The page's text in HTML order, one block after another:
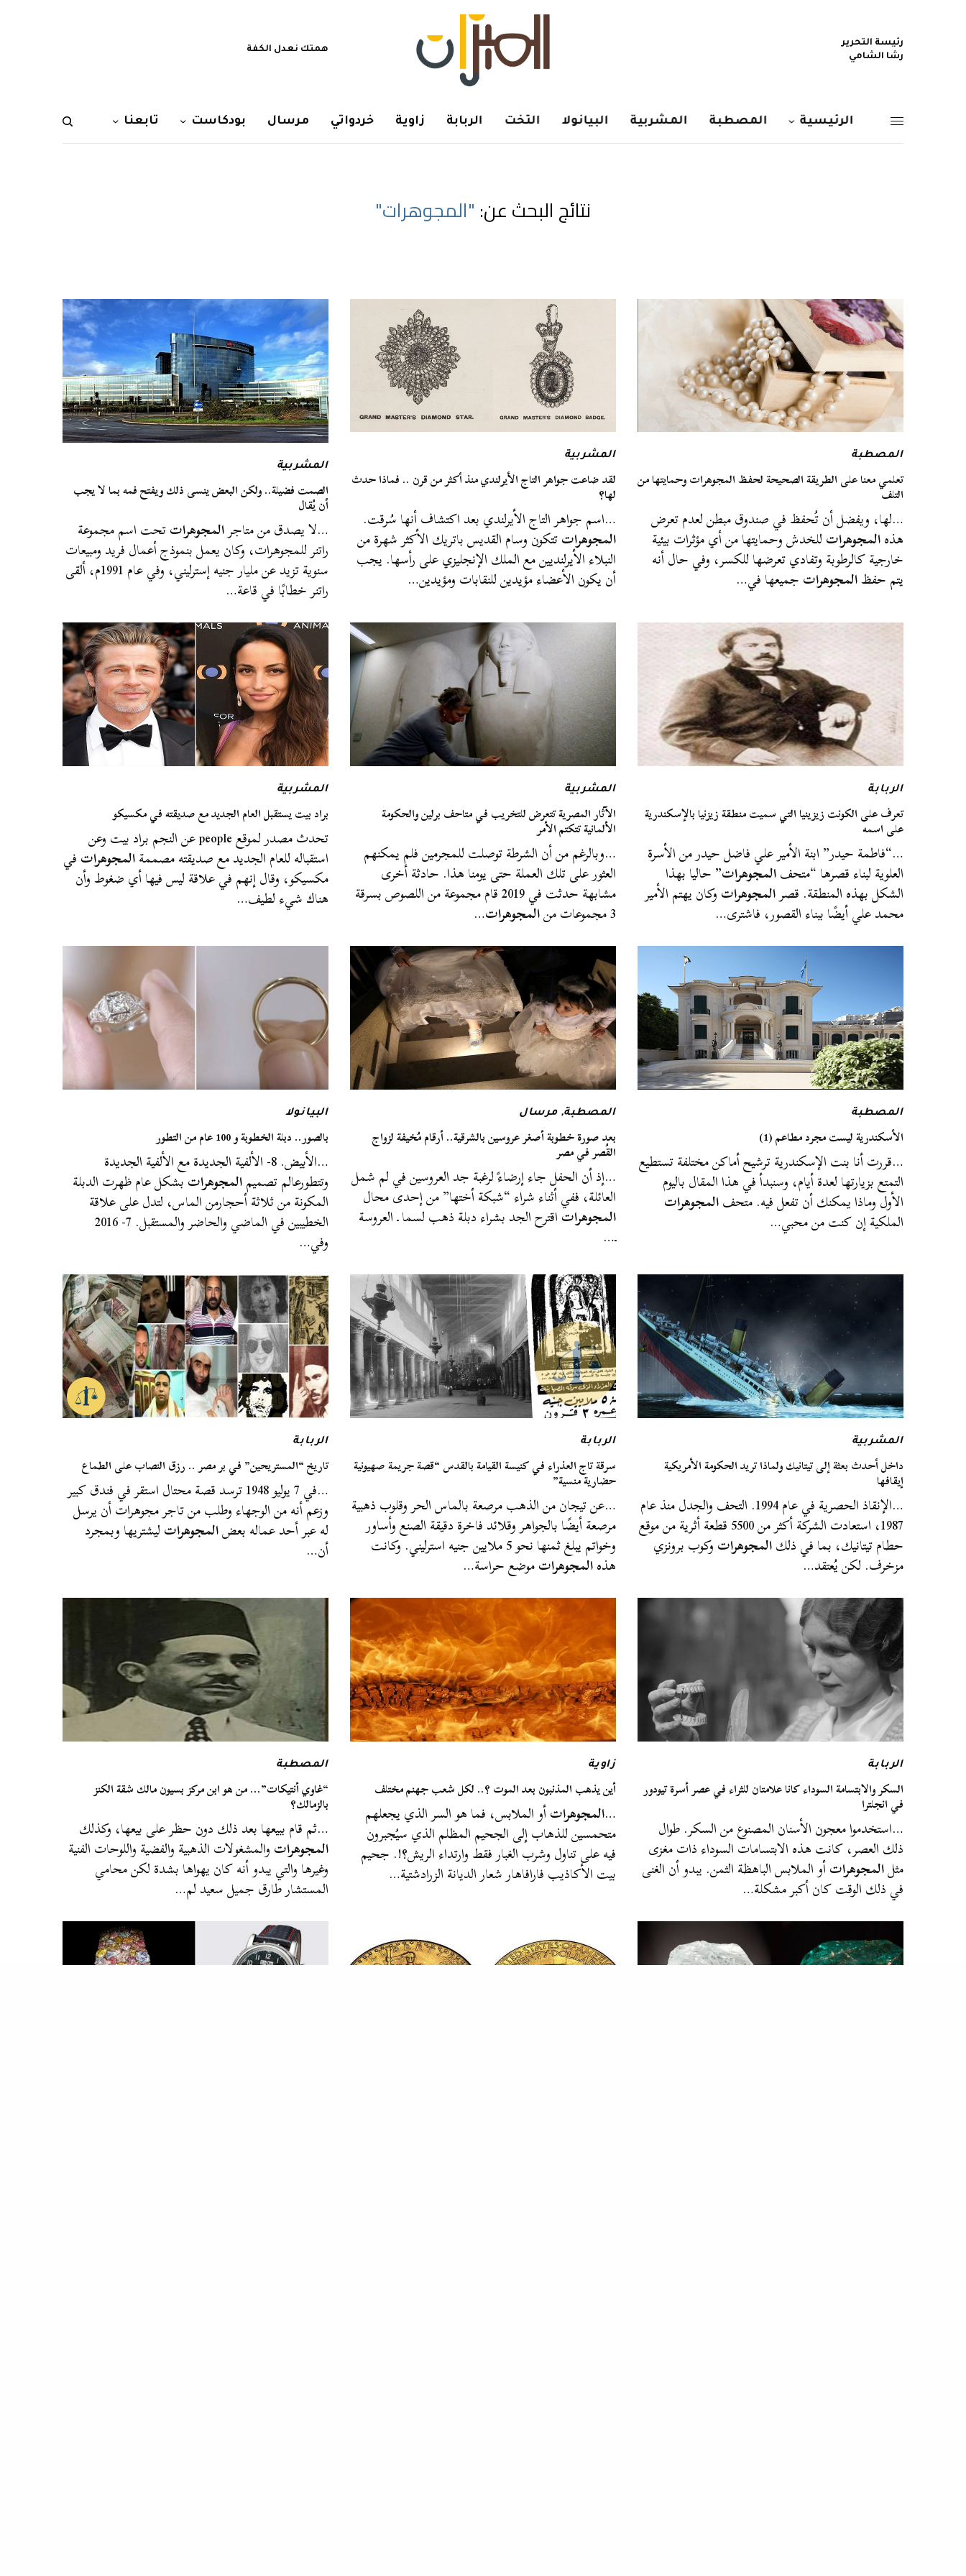
رئيسة التحرير
رشا الشامي
همتك نعدل الكفة
الرئيسية المصطبة المشربية البيانولا التخت الربابة زاوية خردواتي مرسال بودكاست تابعنا
نتائج البحث عن: "المجوهرات"
المصطبة
تعلمي معنا على الطريقة الصحيحة لحفظ المجوهرات وحمايتها من
التلف
…لها، ويفضل أن تُحفظ في صندوق مبطن لعدم تعرض
هذهالمجوهراتللخدش وحمايتها من أي مؤثرات بيئية
خارجية كالرطوبة وتفادي تعرضها للكسر، وفي حال أنه
يتم حفظالمجوهراتجميعها في…
المشربية
لقد ضاعت جواهر التاج الأيرلندي منذ أكثر من قرن .. فماذا حدث
لها؟
…اسم جواهر التاج الأيرلندي بعد اكتشاف أنها سُرقت.
المجوهراتتتكون وسام القديس باتريك الأكثر شهرة من
النبلاء الأيرلنديين مع الملك الإنجليزي على رأسها. يجب
أن يكون الأعضاء مؤيدين للنقابات ومؤيدين…
المشربية
الصمت فضيلة.. ولكن البعض ينسى ذلك ويفتح فمه بما لا يجب
أن يُقال
…لا يصدق من متاجرالمجوهراتتحت اسم مجموعة
راتنر للمجوهرات، وكان يعمل بنموذج أعمال فريد ومبيعات
سنوية تزيد عن مليار جنيه إسترليني، وفي عام 1991م، ألقى
راتنر خطابًا في قاعة…
الربابة
تعرف على الكونت زيزينيا التي سميت منطقة زيزنيا بالإسكندرية
على اسمه
…“فاطمة حيدر” ابنة الأمير علي فاضل حيدر من الأسرة
العلوية لبناء قصرها “متحفالمجوهرات” حاليا بهذا
الشكل بهذه المنطقة. قصرالمجوهراتوكان يهتم الأمير
محمد علي أيضًا ببناء القصور، فاشترى…
المشربية
الآثار المصرية تتعرض للتخريب في متاحف برلين والحكومة
الألمانية تتكتم الأمر
…وبالرغم من أن الشرطة توصلت للمجرمين فلم يمكنهم
العثور على تلك العملة حتى يومنا هذا. حادثة أخرى
مشابهة حدثت في 2019 قام مجموعة من اللصوص بسرقة
3 مجموعات من المجوهرات…
المشربية
براد بيت يستقبل العام الجديد مع صديقته في مكسيكو
تحدث مصدر لموقع people عن النجم براد بيت وعن
استقباله للعام الجديد مع صديقته مصممةالمجوهراتفي
مكسيكو، وقال إنهم في علاقة ليس فيها أي ضغوط وأن
هناك شيء لطيف…
المصطبة
الأسكندرية ليست مجرد مطاعم (1)
…قررت أنا بنت الإسكندرية ترشيح أماكن مختلفة تستطيع
التمتع بزيارتها لعدة أيام، وسنبدأ في هذا المقال باليوم
الأول وماذا يمكنك أن تفعل فيه. متحفالمجوهرات
الملكية إن كنت من محبي…
المصطبة,مرسال
بعد صورة خطوبة أصغر عروسين بالشرقية.. أرقام مُخيفة لزواج
القُصر في مصر
…إذ أن الحفل جاء إرضاءً لرغبة جد العروسين في لم شمل
العائلة، ففي أثناء شراء “شبكة أختها” من إحدى محال
المجوهراتاقترح الجد بشراء دبلة ذهب لسما ـ العروسة
ـ…
البيانولا
بالصور.. دبلة الخطوبة و 100 عام من التطور
…الأبيض. 8- الألفية الجديدة مع الألفية الجديدة
وتتطورعالم تصميمالمجوهراتبشكل عام ظهرت الدبلة
المكونة من ثلاثة أحجارمن الماس، لتدل على علاقة
الخطيبين في الماضي والحاضر والمستقبل. 7- 2016
وفي…
المشربية
داخل أحدث بعثة إلى تيتانيك ولماذا تريد الحكومة الأمريكية
إيقافها
…الإنقاذ الحصرية في عام 1994. التحف والجدل منذ عام
1987، استعادت الشركة أكثر من 5500 قطعة أثرية من موقع
حطام تيتانيك، بما في ذلكالمجوهراتوكوب برونزي
مزخرف. لكن يُعتقد…
الربابة
سرقة تاج العذراء في كنيسة القيامة بالقدس “قصة جريمة صهيونية
حضارية منسية”
…عن تيجان من الذهب مرصعة بالماس الحر وقلوب ذهبية
مرصعة أيضًا بالجواهر وقلائد فاخرة دقيقة الصنع وأساور
وخواتم يبلغ ثمنها نحو 5 ملايين جنيه استرليني. وكانت
هذهالمجوهراتموضع حراسة…
الربابة
تاريخ “المستريحين” في بر مصر .. رزق النصاب على الطماع
…في 7 يوليو 1948 ترسد قصة محتال استقر في فندق كبير
وزعم أنه من الوجهاء وطلب من تاجر مجوهرات أن يرسل
له عبر أحد عماله بعضالمجوهراتليشتريها وبمجرد
أن…
الربابة
السكر والابتسامة السوداء كانا علامتان للثراء في عصر أسرة تيودور
في انجلترا
…استخدموا معجون الأسنان المصنوع من السكر. طوال
ذلك العصر، كانت هذه الابتسامات السوداء ذات مغزى
مثلالمجوهراتأو الملابس الباهظة الثمن. يبدو أن الغنى
في ذلك الوقت كان أكبر مشكلة…
زاوية
أين يذهب المذنبون بعد الموت ؟.. لكل شعب جهنم مختلف
…المجوهراتأو الملابس، فما هو السر الذي يجعلهم
متحمسين للذهاب إلى الجحيم المظلم الذي سيُجبرون
فيه على تناول وشرب الغبار فقط وارتداء الريش؟!. جحيم
بيت الأكاذيب فارافاهار شعار الديانة الزرادشتية…
المصطبة
“غاوي أنتيكات”… من هو ابن مركز بسيون مالك شقة الكنز
بالزمالك؟
…ثم قام ببيعها بعد ذلك دون حظر على بيعها، وكذلك
المجوهراتوالمشغولات الذهبية والفضية واللوحات الفنية
وغيرها والتي يبدو أنه كان يهواها بشدة لكن محامي
المستشار طارق جميل سعيد لم…